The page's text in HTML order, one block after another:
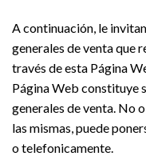
A continuación, le
generales de venta que
través de esta Página
Página Web constituye
generales de venta. No
las mismas, puede
o telefonicamente.